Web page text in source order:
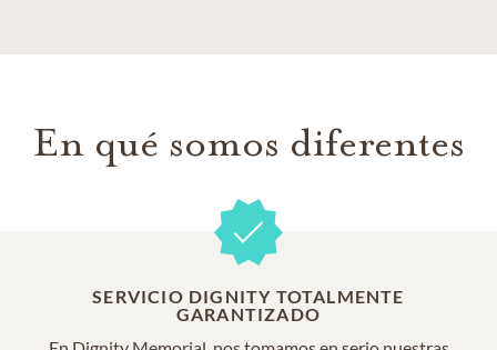
En qué somos diferentes
SERVICIO DIGNITY TOTALMENTE
GARANTIZADO